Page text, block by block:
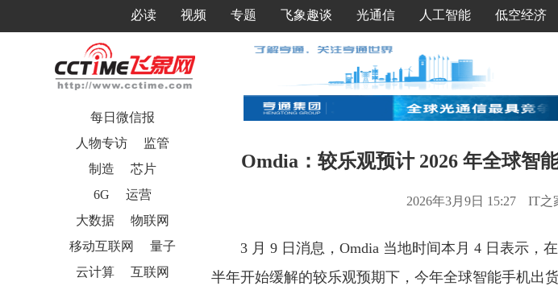
必读 视频 专题 飞象趣谈 光通信 人工智能 低空经济
每日微信报
人物专访
监管
制造
芯片
6G
运营
大数据
物联网
移动互联网
量子
云计算
互联网
Omdia：较乐观预计 2026 年全球智
2026年3月9日 15:27 IT之
3 月 9 日消息，Omdia 当地时间本月 4 日表示，
半年开始缓解的较乐观预期下，今年全球智能手机出